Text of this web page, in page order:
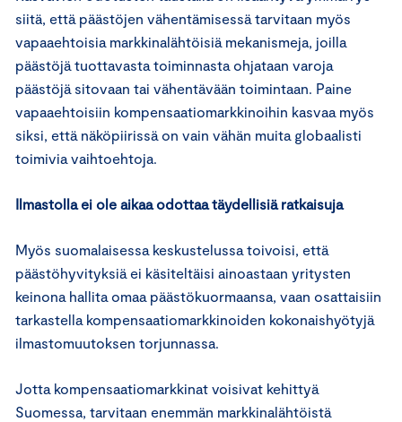
siitä, että päästöjen vähentämisessä tarvitaan myös
vapaaehtoisia markkinalähtöisiä mekanismeja, joilla
päästöjä tuottavasta toiminnasta ohjataan varoja
päästöjä sitovaan tai vähentävään toimintaan. Paine
vapaaehtoisiin kompensaatiomarkkinoihin kasvaa myös
siksi, että näköpiirissä on vain vähän muita globaalisti
toimivia vaihtoehtoja.
Ilmastolla ei ole aikaa odottaa täydellisiä ratkaisuja
Myös suomalaisessa keskustelussa toivoisi, että
päästöhyvityksiä ei käsiteltäisi ainoastaan yritysten
keinona hallita omaa päästökuormaansa, vaan osattaisiin
tarkastella kompensaatiomarkkinoiden kokonaishyötyjä
ilmastomuutoksen torjunnassa.
Jotta kompensaatiomarkkinat voisivat kehittyä
Suomessa, tarvitaan enemmän markkinalähtöistä